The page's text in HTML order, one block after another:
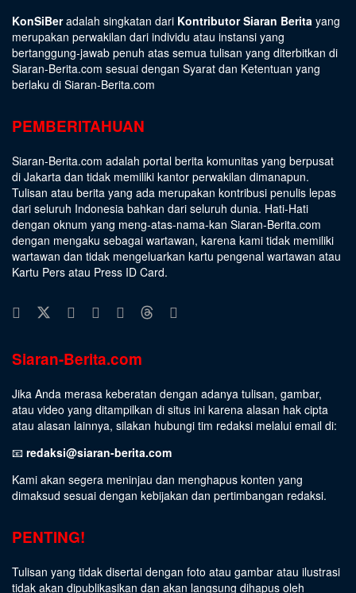
KonSiBeradalah singkatan dari Kontributor Siaran Berita yang
merupakan perwakilan dari individu atau instansi yang
bertanggung-jawab penuh atas semua tulisan yang diterbitkan di
Siaran-Berita.com sesuai dengan Syarat dan Ketentuan yang
berlaku di Siaran-Berita.com
PEMBERITAHUAN
Siaran-Berita.com adalah portal berita komunitas yang berpusat
di Jakarta dan tidak memiliki kantor perwakilan dimanapun.
Tulisan atau berita yang ada merupakan kontribusi penulis lepas
dari seluruh Indonesia bahkan dari seluruh dunia. Hati-Hati
dengan oknum yang meng-atas-nama-kan Siaran-Berita.com
dengan mengaku sebagai wartawan, karena kami tidak memiliki
wartawan dan tidak mengeluarkan kartu pengenal wartawan atau
Kartu Pers atau Press ID Card.
Siaran-Berita.com
Jika Anda merasa keberatan dengan adanya tulisan, gambar,
atau video yang ditampilkan di situs ini karena alasan hak cipta
atau alasan lainnya, silakan hubungi tim redaksi melalui email di:
📧 redaksi@siaran-berita.com
Kami akan segera meninjau dan menghapus konten yang
dimaksud sesuai dengan kebijakan dan pertimbangan redaksi.
PENTING!
Tulisan yang tidak disertai dengan foto atau gambar atau ilustrasi
tidak akan dipublikasikan dan akan langsung dihapus oleh